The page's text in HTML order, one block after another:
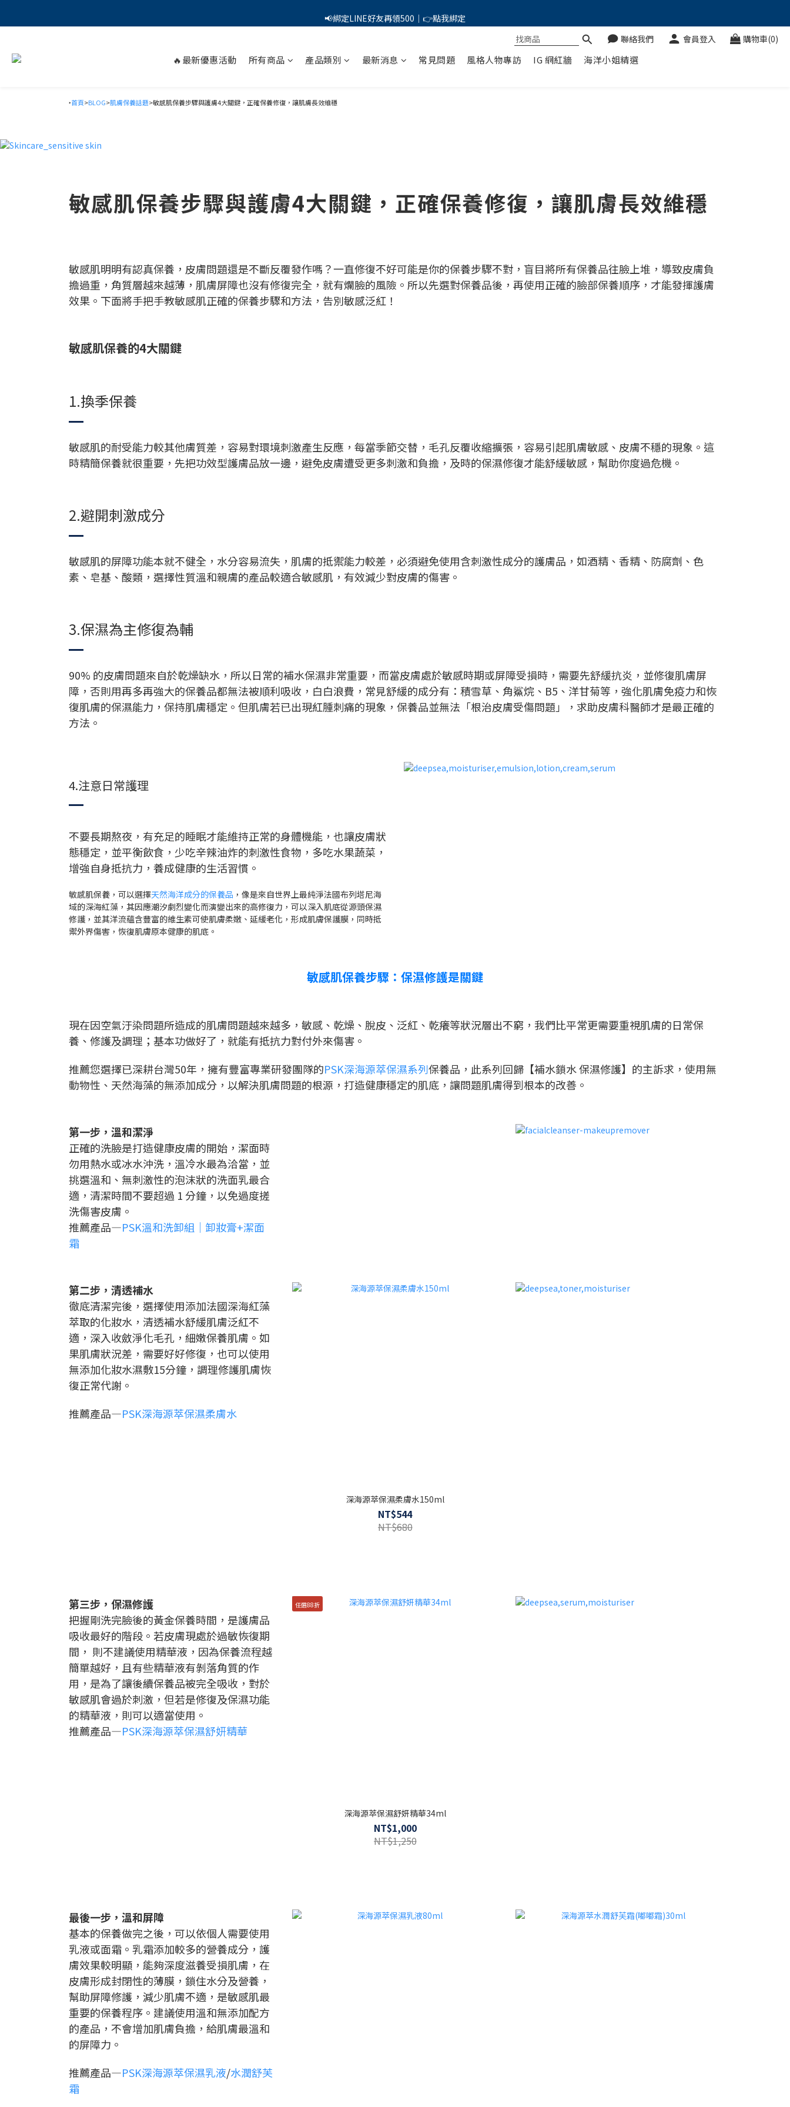
PSK 光防禦柔霧防曬棒｜小霧棒閃亮登場✨ 新品上市優惠中！
📢綁定LINE好友再領500｜👉點我綁定
聯絡我們 會員登入 購物車(0)
🔥最新優惠活動 所有商品 產品類別 最新消息 常見問題 風格人物專訪 IG 網紅牆 海洋小姐精選
‣首頁>BLOG>肌膚保養話題>敏感肌保養步驟與護膚4大關鍵，正確保養修復，讓肌膚長效維穩
敏感肌保養步驟與護膚4大關鍵，正確保養修復，讓肌膚長效維穩
敏感肌明明有認真保養，皮膚問題還是不斷反覆發作嗎？一直修復不好可能是你的保養步驟不對，盲目將所有保養品往臉上堆，導致皮膚負
擔過重，角質層越來越薄，肌膚屏障也沒有修復完全，就有爛臉的風險。所以先選對保養品後，再使用正確的臉部保養順序，才能發揮護膚
效果。下面將手把手教敏感肌正確的保養步驟和方法，告別敏感泛紅！
敏感肌保養的4大關鍵
1.換季保養
敏感肌的耐受能力較其他膚質差，容易對環境刺激產生反應，每當季節交替，毛孔反覆收縮擴張，容易引起肌膚敏感、皮膚不穩的現象。這
時精簡保養就很重要，先把功效型護膚品放一邊，避免皮膚遭受更多刺激和負擔，及時的保濕修復才能舒緩敏感，幫助你度過危機。
2.避開刺激成分
敏感肌的屏障功能本就不健全，水分容易流失，肌膚的抵禦能力較差，必須避免使用含刺激性成分的護膚品，如酒精、香精、防腐劑、色
素、皂基、酸類，選擇性質溫和親膚的產品較適合敏感肌，有效減少對皮膚的傷害。
3.保濕為主修復為輔
90% 的皮膚問題來自於乾燥缺水，所以日常的補水保濕非常重要，而當皮膚處於敏感時期或屏障受損時，需要先舒緩抗炎，並修復肌膚屏
障，否則用再多再強大的保養品都無法被順利吸收，白白浪費，常見舒緩的成分有：積雪草、角鯊烷、B5、洋甘菊等，強化肌膚免疫力和恢
復肌膚的保濕能力，保持肌膚穩定。但肌膚若已出現紅腫刺痛的現象，保養品並無法「根治皮膚受傷問題」，求助皮膚科醫師才是最正確的
方法。
4.注意日常護理
不要長期熬夜，有充足的睡眠才能維持正常的身體機能，也讓皮膚狀
態穩定，並平衡飲食，少吃辛辣油炸的刺激性食物，多吃水果蔬菜，
增強自身抵抗力，養成健康的生活習慣。
敏感肌保養，可以選擇天然海洋成分的保養品 ，像是來自世界上最純淨法國布列塔尼海
域的深海紅藻，其因應潮汐劇烈變化而演變出來的高修復力，可以深入肌底從源頭保濕
修護，並其洋流蘊含豐富的維生素可使肌膚柔嫩、延緩老化，形成肌膚保護膜，同時抵
禦外界傷害，恢復肌膚原本健康的肌底。
敏感肌保養步驟：保濕修護是關鍵
現在因空氣汙染問題所造成的肌膚問題越來越多，敏感、乾燥、脫皮、泛紅、乾癢等狀況層出不窮，我們比平常更需要重視肌膚的日常保
養、修護及調理；基本功做好了，就能有抵抗力對付外來傷害。
推薦您選擇已深耕台灣50年，擁有豐富專業研發團隊的PSK深海源萃保濕系列保養品，此系列回歸【補水鎖水 保濕修護】的主訴求，使用無
動物性、天然海藻的無添加成分，以解決肌膚問題的根源，打造健康穩定的肌底，讓問題肌膚得到根本的改善。
第一步，溫和潔淨
正確的洗臉是打造健康皮膚的開始，潔面時
勿用熱水或冰水沖洗，溫冷水最為洽當，並
挑選溫和、無刺激性的泡沫狀的洗面乳最合
適，清潔時間不要超過 1 分鐘，以免過度搓
洗傷害皮膚。
推薦產品—PSK溫和洗卸組｜卸妝膏+潔面
霜
第二步，清透補水
徹底清潔完後，選擇使用添加法國深海紅藻
萃取的化妝水，清透補水舒緩肌膚泛紅不
適，深入收斂淨化毛孔，細嫩保養肌膚。如
果肌膚狀況差，需要好好修復，也可以使用
無添加化妝水濕敷15分鐘，調理修護肌膚恢
復正常代謝。
推薦產品—PSK深海源萃保濕柔膚水
深海源萃保濕柔膚水150ml
NT$544
NT$680
第三步，保濕修護
把握剛洗完臉後的黃金保養時間，是護膚品
吸收最好的階段。若皮膚現處於過敏恢復期
間， 則不建議使用精華液，因為保養流程越
簡單越好，且有些精華液有剝落角質的作
用，是為了讓後續保養品被完全吸收，對於
敏感肌會過於刺激，但若是修復及保濕功能
的精華液，則可以適當使用。
推薦產品—PSK深海源萃保濕舒妍精華
任選88折
深海源萃保濕舒妍精華34ml
NT$1,000
NT$1,250
最後一步，溫和屏障
基本的保養做完之後，可以依個人需要使用
乳液或面霜。乳霜添加較多的營養成分，護
膚效果較明顯，能夠深度滋養受損肌膚，在
皮膚形成封閉性的薄膜，鎖住水分及營養，
幫助屏障修護，減少肌膚不適，是敏感肌最
重要的保養程序。建議使用溫和無添加配方
的產品，不會增加肌膚負擔，給肌膚最溫和
的屏障力。
推薦產品—PSK深海源萃保濕乳液/水潤舒芙
霜